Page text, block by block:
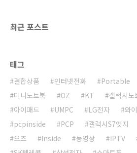
최근 포스트
태그
결합상품 인터넷전화 Portable
미니노트북
OZ KT 갤럭시노
아이패드
UMPC LG전자 와
pcpinside
PCP 갤럭시S7엣지
오즈
Inside 동영상 IPTV